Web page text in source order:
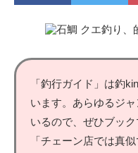
「釣行ガイド」は釣
います。あらゆるジ
いるので、ぜひブッ
「チェーン店では真